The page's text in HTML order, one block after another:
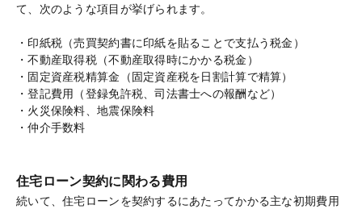
て、次のような項目が挙げられます。
・印紙税（売買契約書に印紙を貼ることで支払う税金）
・不動産取得税（不動産取得時にかかる税金）
・固定資産税精算金（固定資産税を日割計算で精算）
・登記費用（登録免許税、司法書士への報酬など）
・火災保険料、地震保険料
・仲介手数料
住宅ローン契約に関わる費用
続いて、住宅ローンを契約するにあたってかかる主な初期費用